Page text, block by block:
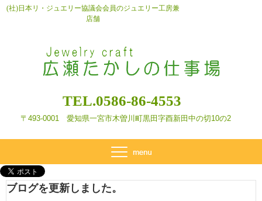
(社)日本リ・ジュエリー協議会会員のジュエリー工房兼
店舗
TEL.0586-86-4553
〒493-0001 愛知県一宮市木曽川町黒田字酉新田 中の切10の2
ブログを更新しました。